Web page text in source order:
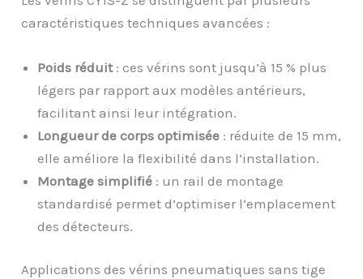
caractéristiques techniques avancées :
Poids réduit: ces vérins sont jusqu’à 15 % plus
légers par rapport aux modèles antérieurs,
facilitant ainsi leur intégration.
Longueur de corps optimisée : réduite de 15 mm,
elle améliore la flexibilité dans l’installation.
Montage simplifié : un rail de montage
standardisé permet d’optimiser l’emplacement
des détecteurs.
Applications des vérins pneumatiques sans tige